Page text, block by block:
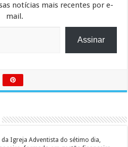
notícias mais recentes por e-
mail.
Assinar
da Igreja Adventista do sétimo dia,